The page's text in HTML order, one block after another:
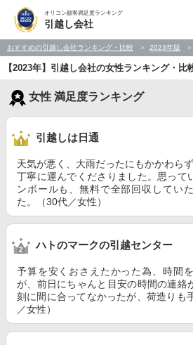
オリコン顧客満足度ランキング
引越し会社
おすすめの引越し会社ランキング・比較 2023年版
【2023年】引越し会社の女性ランキング・比
女性 満足度ランキング
引越しは日通
天気が悪く、大雨だったにもかかわら
丁寧に運んでくださりました。思って
ンボールも、無料で全部回収してい
た。（30代／女性）
ハトのマークの引越センター
予算を安くおさえたかった為、時間
が、前日にちゃんと目安の時間の連絡
刻に間に合ってなかったが、荷造りも
／女性）